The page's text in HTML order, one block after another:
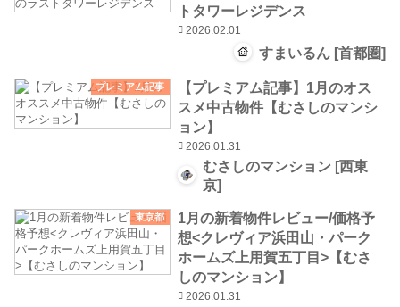
トタワーレジデンス
2026.02.01
すまいるん [首都圏]
プレミアム記事
【プレミアム記事】1月のオス
スメ中古物件【むさしのマンシ
ョン】
2026.01.31
むさしのマンション [西東
京]
東京都
1月の新着物件レビュー/価格予
想<クレヴィア浜田山・パーク
ホームズ上用賀五丁目>【むさ
しのマンション】
2026.01.31